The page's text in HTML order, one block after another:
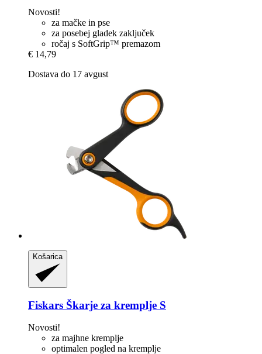
Novosti!
za mačke in pse
za posebej gladek zaključek
ročaj s SoftGrip™ premazom
€ 14,79
Dostava do 17 avgust
Košarica
Fiskars Škarje za kremplje S
Novosti!
za majhne kremplje
optimalen pogled na kremplje